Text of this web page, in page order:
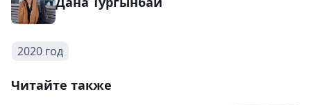
2020 год
Читайте также